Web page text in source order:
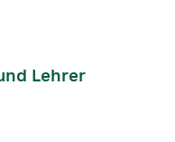
Lehrer